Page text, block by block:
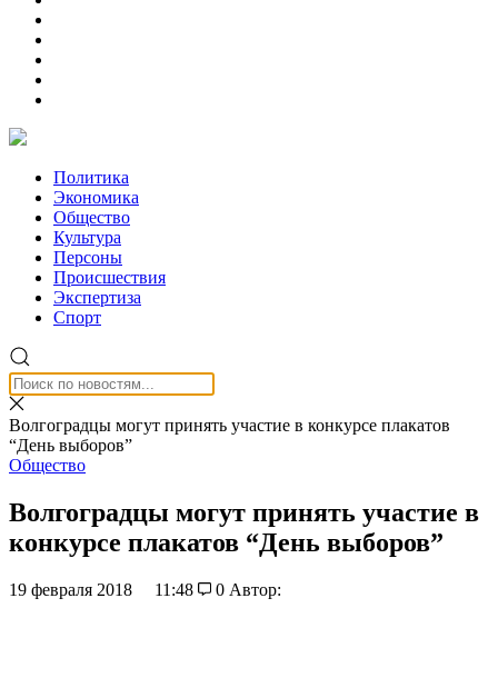
Политика
Экономика
Общество
Культура
Персоны
Происшествия
Экспертиза
Спорт
Волгоградцы могут принять участие в конкурсе плакатов
“День выборов”
Общество
Волгоградцы могут принять участие в
конкурсе плакатов “День выборов”
19 февраля 2018 11:48 0 Автор: